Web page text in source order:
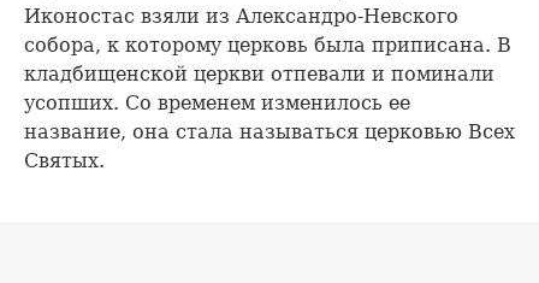
Иконостас взяли из Александро-Невского
собора, к которому церковь была приписана. В
кладбищенской церкви отпевали и поминали
усопших. Со временем изменилось ее
название, она стала называться церковью Всех
Святых.